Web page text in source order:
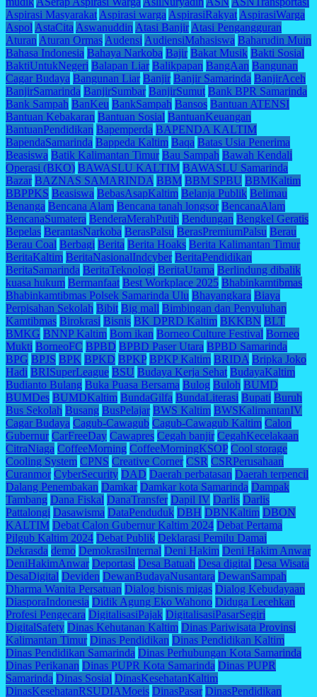
Aspirasi Masyarakat Aspirasi warga AspirasiRakyat AspirasiWarga
Aspol AstaCita Aswanuddin Atasi Banjir Atasi Pengangguran
Aturan Aturan Ormas Audensi AudiensiMahasiswa Baharudin Muin
Bahasa Indonesia Bahaya Narkoba Bajir Bakat Musik Bakti Sosial
BaktiUntukNegeri Balapan Liar Balikpapan BangAan Bangunan
Cagar Budaya Bangunan Liar Banjir Banjir Samarinda BanjirAceh
BanjirSamarinda BanjirSumbar BanjirSumut Bank BPR Samarinda
Bank Sampah BanKeu BankSampah Bansos Bantuan ATENSI
Bantuan Kebakaran Bantuan Sosial BantuanKeuangan
BantuanPendidikan Bapemperda BAPENDA KALTIM
BapendaSamarinda Bappeda Kaltim Baqa Batas Usia Penerima
Beasiswa Batik Kalimantan Timur Bau Sampah Bawah Kendali
Operasi (BKO) BAWASLU KALTIM BAWASLU Samarinda
Bazar BAZNAS SAMARINDA BBM BBM SPBU BBMKaltim
BBPPKS Beasiswa BebasAsapKaltim Belanja Publik Belimau
Benanga Bencana Alam Bencana tanah longsor BencanaAlam
BencanaSumatera BenderaMerahPutih Bendungan Bengkel Geratis
Bepelas BerantasNarkoba BerasPalsu BerasPremiumPalsu Berau
Berau Coal Berbagi Berita Berita Hoaks Berita Kalimantan Timur
BeritaKaltim BeritaNasionalIndcyber BeritaPendidikan
BeritaSamarinda BeritaTeknologi BeritaUtama Berlindung dibalik
kuasa hukum Bermanfaat Best Workplace 2025 Bhabinkamtibmas
Bhabinkamtibmas Polsek Samarinda Ulu Bhayangkara Biaya
Perpisahan Sekolah Bibit Big mall Bimbingan dan Penyuluhan
Kamtibmas Birokrasi Bisnis BK DPRD Kaltim BKKBN BLT
BMKG BNNP Kaltim Bom ikan Borneo Culture Festival Borneo
Mukti BorneoFC BPBD BPBD Paser Utara BPBD Samarinda
BPG BPJS BPK BPKD BPKP BPKP Kaltim BRIDA Bripka Joko
Hadi BRISuperLeague BSU Budaya Kerja Sehat BudayaKaltim
Budianto Bulang Buka Puasa Bersama Bulog Buloh BUMD
BUMDes BUMDKaltim BundaGilfa BundaLiterasi Bupati Buruh
Bus Sekolah Busang BusPelajar BWS Kaltim BWSKalimantanIV
Cagar Budaya Cagub-Cawagub Cagub-Cawagub Kaltim Calon
Gubernur CarFreeDay Cawapres Cegah banjir CegahKecelakaan
CitraNiaga CoffeeMorning CoffeeMorningKSOP Cool storage
Cooling System CPNS Creative Corner CSR CSRPerusahaan
Curanmor CyberSecurity DAD Daerah perbatasan Daerah terpencil
Dalang Penembakan Damkar Damkar kota Samarinda Dampak
Tambang Dana Fiskal DanaTransfer Dapil IV Darlis Darlis
Pattalongi Dasawisma DataPenduduk DBH DBNKaltim DBON
KALTIM Debat Calon Gubernur Kaltim 2024 Debat Pertama
Pilgub Kaltim 2024 Debat Publik Deklarasi Pemilu Damai
Dekrasda demo DemokrasiInternal Deni Hakim Deni Hakim Anwar
DeniHakimAnwar Deportasi Desa Batuah Desa digital Desa Wisata
DesaDigital Deviden DewanBudayaNusantara DewanSampah
Dharma Wanita Persatuan Dialog bisnis migas Dialog Kebudayaan
DiasporaIndonesia Didik Agung Eko Wahono Diduga Lecehkan
Profesi Pengecara DigitalisasiPajak DigitalisasiPasarSegiri
DigitalSafety Dinas Kehutanan Kaltim Dinas Pariwisata Provinsi
Kalimantan Timur Dinas Pendidikan Dinas Pendidikan Kaltim
Dinas Pendidikan Samarinda Dinas Perhubungan Kota Samarinda
Dinas Perikanan Dinas PUPR Kota Samarinda Dinas PUPR
Samarinda Dinas Sosial DinasKesehatanKaltim
DinasKesehatanRSUDIAMoeis DinasPasar DinasPendidikan